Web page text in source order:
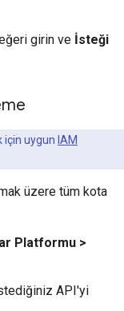
girin ve İsteği
için uygun IAM
üzere tüm kota
Platformu >
API'yi